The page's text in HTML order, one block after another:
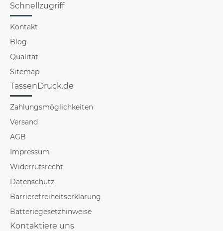
Schnellzugriff
Kontakt
Blog
Qualität
Sitemap
TassenDruck.de
Zahlungsmöglichkeiten
Versand
AGB
Impressum
Widerrufsrecht
Datenschutz
Barrierefreiheitserklärung
Batteriegesetzhinweise
Kontaktiere uns